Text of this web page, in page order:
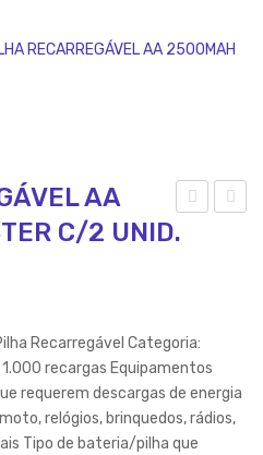
RECARREGÁVEL AA 2500MAH
OU
VID
O
BL
ÁVE
AA
C/2 UNID.
Recarregável Categoria:
recargas Equipamentos
requerem descargas de energia
relógios, brinquedos, rádios,
Tipo de bateria/pilha que